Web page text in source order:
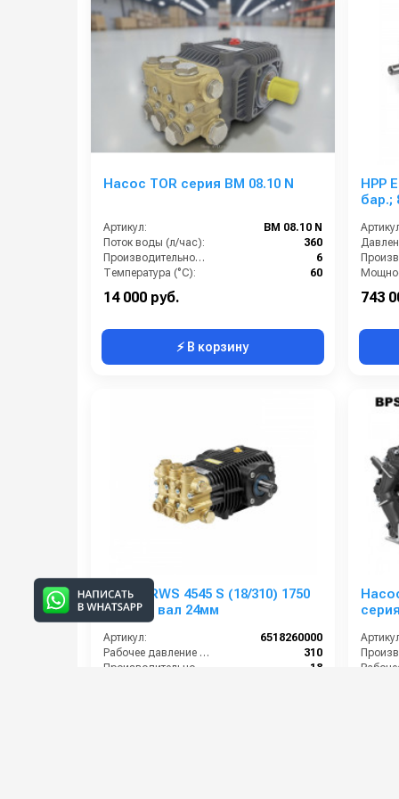
Насос TOR серия BM 08.10 N
Артикул:
BM 08.10 N
Поток воды (л/час):
360
Производительность (л/мин):
6
Температура (°C):
60
Давление (бар):
14 000 руб.
⚡ В корзину
HPP
бар.;
743
Comet RWS 4545 S (18/310) 1750
об/мин. вал 24мм
Артикул:
6518260000
Рабочее давление (бар):
310
18